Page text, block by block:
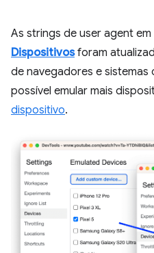
As strings de user agent em
Dispositivosforam
de navegadores e sistemas
possível emular mais
dispositivo.